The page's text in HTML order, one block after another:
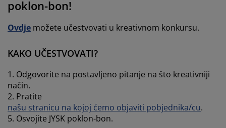
za spavaću sobu
kreveta
kreveta sa spremnikom
madraci
kreveti
namještaja
rasvjeta
potrepštine
soba
poklon-bon!
Ovdje možete učestvovati u kreativnom konkursu.
KAKO UČESTVOVATI?
1. Odgovorite na postavljeno pitanje na što kreativniji
način.
2. Pratite
našu stranicu na kojoj ćemo objaviti pobjednika/cu.
5. Osvojite JYSK poklon-bon.